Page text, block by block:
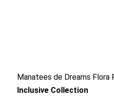
Manatees de Dreams Flora
Inclusive Collection